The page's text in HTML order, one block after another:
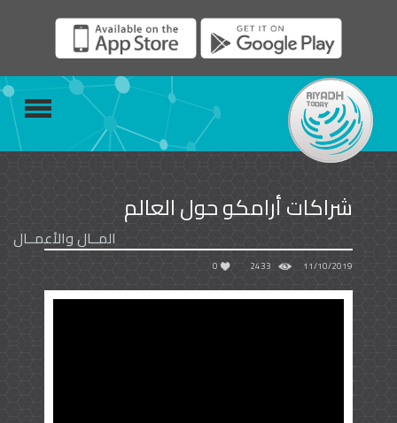
شراكات أرامكو حول العالم
المــال والأعمــال
11/10/2019
2433
0